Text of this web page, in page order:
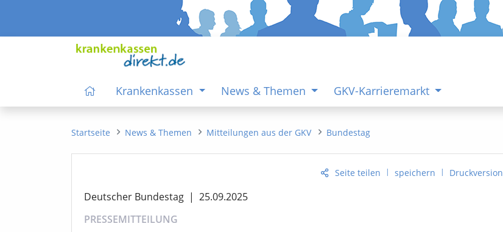
Krankenkassen News & Themen GKV-Karrieremarkt
Startseite News & Themen Mitteilungen aus der GKV Bundestag
Seite teilen | speichern | Druckversion
Deutscher Bundestag | 25.09.2025
PRESSEMITTEILUNG